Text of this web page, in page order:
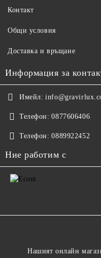
Контакт
Общи условия
Доставка и връщане
Информация за
Имейл:
Телефон: 0877606406
Телефон: 0889922452
Ние работим с
Нашият онлайн